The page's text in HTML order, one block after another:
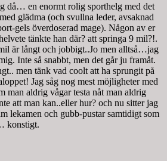
då… en enormt rolig sporthelg med det
glädma (och svullna leder, avsaknad
gels överdoserad mage). Någon av er
tänkte han där? att springa 9 mil?!.
är långt och jobbigt..Jo men alltså…jag
Inte så snabbt, men det går ju framåt.
men tänk vad coolt att ha sprungit på
Jag såg nog mest möjligheter med
man aldrig vågar testa nåt man aldrig
att man kan..eller hur? och nu sitter jag
lekamen och gubb-pustar samtidigt som
konstigt.